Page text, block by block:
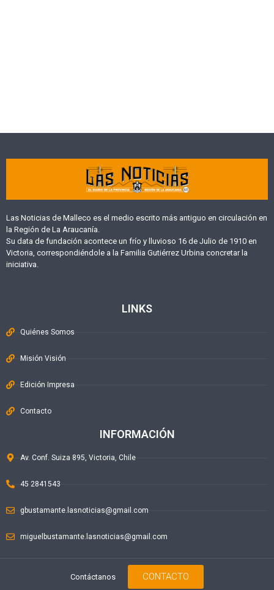
Las Noticias de Malleco es el medio escrito más antiguo en circulación en
la Región de La Araucanía.
Su data de fundación acontece un frío y lluvioso 16 de Julio de 1910 en
Victoria, correspondiéndole a la Familia Gutiérrez Urbina concretar la
iniciativa.
LINKS
Quiénes Somos
Misión Visión
Edición Impresa
Contacto
INFORMACIÓN
Av. Conf. Suiza 895, Victoria, Chile
45 2841543
gbustamante.lasnoticias@gmail.com
miguelbustamante.lasnoticias@gmail.com
Contáctanos CONTACTO